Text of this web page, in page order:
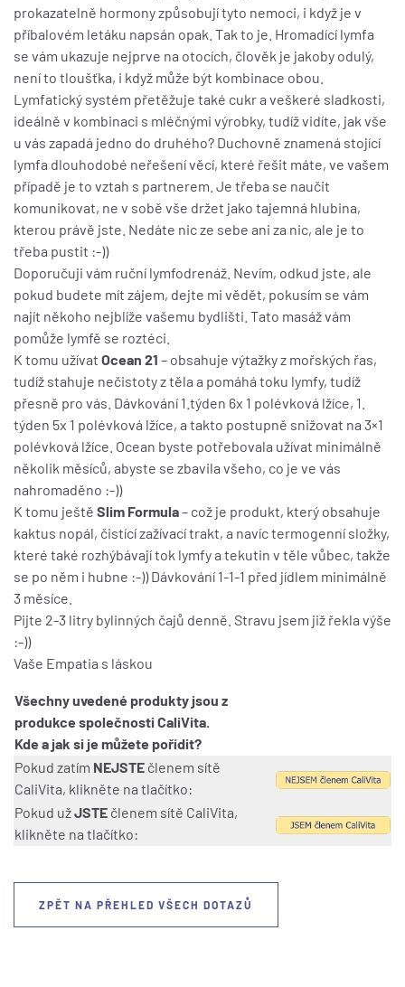
prokazatelně hormony způsobují tyto nemoci, i když je v
příbalovém letáku napsán opak. Tak to je. Hromadící lymfa
se vám ukazuje nejprve na otocích, člověk je jakoby odulý,
není to tloušťka, i když může být kombinace obou.
Lymfatický systém přetěžuje také cukr a veškeré sladkosti,
ideálně v kombinaci s mléčnými výrobky, tudíž vidíte, jak vše
u vás zapadá jedno do druhého? Duchovně znamená stojící
lymfa dlouhodobé neřešení věcí, které řešit máte, ve vašem
případě je to vztah s partnerem. Je třeba se naučit
komunikovat, ne v sobě vše držet jako tajemná hlubina,
kterou právě jste. Nedáte nic ze sebe ani za nic, ale je to
třeba pustit :-))
Doporučuji vám ruční lymfodrenáž. Nevím, odkud jste, ale
pokud budete mít zájem, dejte mi vědět, pokusím se vám
najít někoho nejblíže vašemu bydlišti. Tato masáž vám
pomůže lymfě se roztéci.
K tomu užívat Ocean 21 – obsahuje výtažky z mořských řas,
tudíž stahuje nečistoty z těla a pomáhá toku lymfy, tudíž
přesně pro vás. Dávkování 1.týden 6x 1 polévková lžíce, 1.
týden 5x 1 polévková lžíce, a takto postupně snižovat na 3×1
polévková lžíce. Ocean byste potřebovala užívat minimálně
několik měsíců, abyste se zbavila všeho, co je ve vás
nahromaděno :-))
K tomu ještě Slim Formula– což je produkt, který obsahuje
kaktus nopál, čistící zažívací trakt, a navíc termogenní složky,
které také rozhýbávají tok lymfy a tekutin v těle vůbec, takže
se po něm i hubne :-)) Dávkování 1-1-1 před jídlem minimálně
3 měsíce.
Pijte 2-3 litry bylinných čajů denně. Stravu jsem již řekla výše
:-))
Vaše Empatia s láskou
Všechny uvedené produkty jsou z
produkce společnosti CaliVita.
Kde a jak si je můžete pořídit?
Pokud zatím NEJSTE členem sítě
CaliVita, klikněte na tlačítko:
Pokud užJSTE členem sítě CaliVita,
klikněte na tlačítko:
ZPĚT NA PŘEHLED VŠECH DOTAZŮ